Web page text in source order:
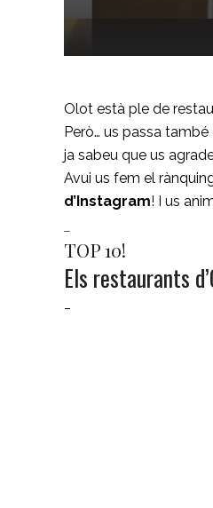
Olot està ple de
Però… us passa
ja sabeu que us
Avui us fem el
d’Instagram! I us
TOP 10!
Els restaurants